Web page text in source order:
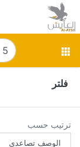
فلتر
ترتيب حسب